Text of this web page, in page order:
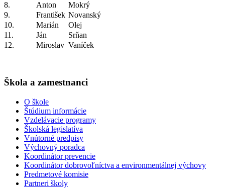
8.
Anton
Mokrý
9.
František Novanský
10.
Marián
Olej
11.
Ján
Srňan
12.
Miroslav Vaníček
Škola a zamestnanci
O škole
Štúdium informácie
Vzdelávacie programy
Školská legislatíva
Vnútorné predpisy
Výchovný poradca
Koordinátor prevencie
Koordinátor dobrovoľníctva a environmentálnej výchovy
Predmetové komisie
Partneri školy